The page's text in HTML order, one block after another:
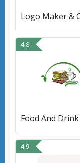
4.8
4.9